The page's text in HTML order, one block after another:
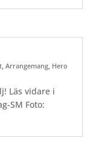
,Arrangemang, Hero
Läs vidare i
SM Foto: